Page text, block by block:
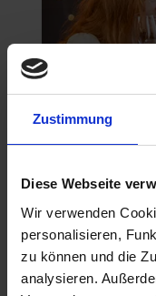
Zustimmung
Diese Webseite
Wir verwenden
personalisieren,
zu können und die
analysieren.
60 - 69 Jahre
Münster